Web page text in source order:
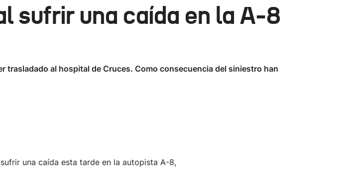
sufrir una caída en la A-8
trasladado al hospital de Cruces. Como consecuencia del siniestro han
una caída esta tarde en la autopista A-8,